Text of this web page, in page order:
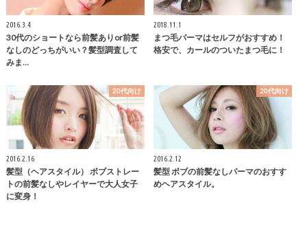
2016.3.4
30代のショートなら前髪ありor前髪
なしのどっちがいい？髪型調査して
みま…
2018.11.1
まつ毛パーマはセルフがおすすめ！
格安で、カールのついたまつ毛に！
20代向け
2016.2.16
髪型（ヘアスタイル） ボブストレー
トの前髪なしやレイヤーで大人女子
に変身！
20代向け
2016.2.12
髪型 ボブの前髪なしパーマのおすす
めヘアスタイル。